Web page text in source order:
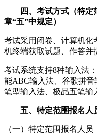
四、考试方式（特定
章“五”中规定）
考试采用闭卷、计算机化
机终端获取试题、作答并
考试系统支持8种输入法
能ABC输入法、谷歌拼
笔型输入法、极品五笔输
五、特定范围报名人
（一）特定范围报名人